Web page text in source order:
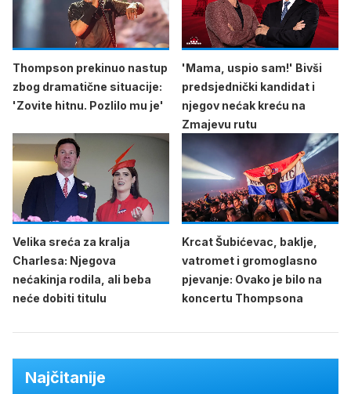
Thompson prekinuo nastup
zbog dramatične situacije:
'Zovite hitnu. Pozlilo mu je'
'Mama, uspio sam!' Bivši
predsjednički kandidat i
njegov nećak kreću na
Zmajevu rutu
Velika sreća za kralja
Charlesa: Njegova
nećakinja rodila, ali beba
neće dobiti titulu
Krcat Šubićevac, baklje,
vatromet i gromoglasno
pjevanje: Ovako je bilo na
koncertu Thompsona
Najčitanije